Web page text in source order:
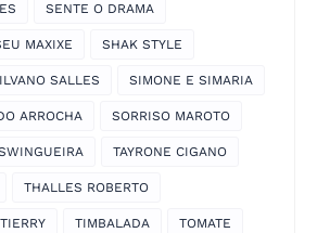
SENTE O DRAMA
MAXIXE SHAK STYLE
SALLES SIMONE E SIMARIA
ARROCHA SORRISO MAROTO
TAYRONE CIGANO
THALLES ROBERTO
TIERRY TIMBALADA TOMATE